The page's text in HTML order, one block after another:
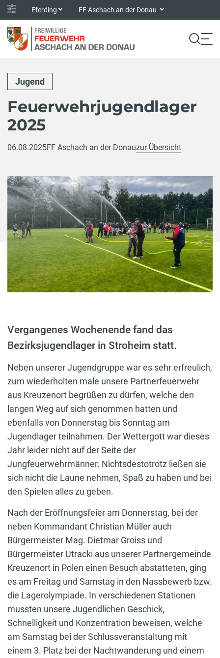
Eferding FF Aschach an der Donau
Jugend
Feuerwehrjugendlager
2025
06.08.2025FF Aschach an der Donauzur Übersicht
Vergangenes Wochenende fand das
Bezirksjugendlager in Stroheim statt.
Neben unserer Jugendgruppe war es sehr erfreulich,
zum wiederholten male unsere Partnerfeuerwehr
aus Kreuzenort begrüßen zu dürfen, welche den
langen Weg auf sich genommen hatten und
ebenfalls von Donnerstag bis Sonntag am
Jugendlager teilnahmen. Der Wettergott war dieses
Jahr leider nicht auf der Seite der
Jungfeuerwehrmänner. Nichtsdestotrotz ließen sie
sich nicht die Laune nehmen, Spaß zu haben und bei
den Spielen alles zu geben.
Nach der Eröffnungsfeier am Donnerstag, bei der
neben Kommandant Christian Müller auch
Bürgermeister Mag. Dietmar Groiss und
Bürgermeister Utracki aus unserer Partnergemeinde
Kreuzenort in Polen einen Besuch abstatteten, ging
es am Freitag und Samstag in den Nassbewerb bzw.
die Lagerolympiade. In verschiedenen Stationen
mussten unsere Jugendlichen Geschick,
Schnelligkeit und Konzentration beweisen, welche
am Samstag bei der Schlussveranstaltung mit
einem 3. Platz bei der Nachtwanderung und einem